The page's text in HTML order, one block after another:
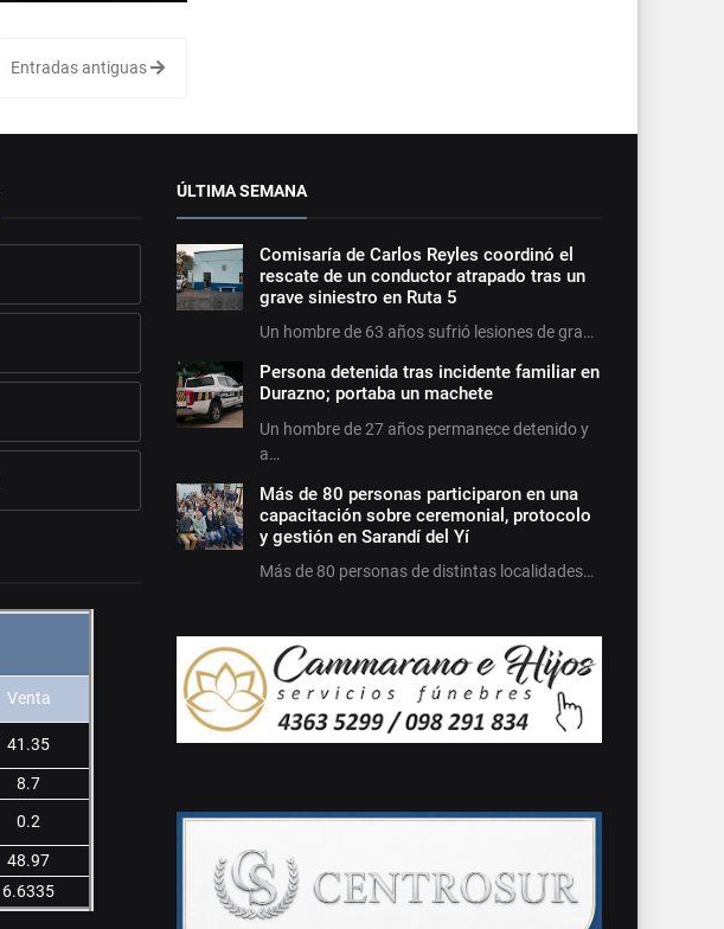
Entradas antiguas
Venta
41.35
8.7
0.2
48.97
6.6335
ÚLTIMA SEMANA
Comisaría de Carlos Reyles coordinó el
rescate de un conductor atrapado tras un
grave siniestro en Ruta 5
Un hombre de 63 años sufrió lesiones de gra…
Persona detenida tras incidente familiar en
Durazno; portaba un machete
Un hombre de 27 años permanece detenido y
a…
Más de 80 personas participaron en una
capacitación sobre ceremonial, protocolo
y gestión en Sarandí del Yí
Más de 80 personas de distintas localidades…